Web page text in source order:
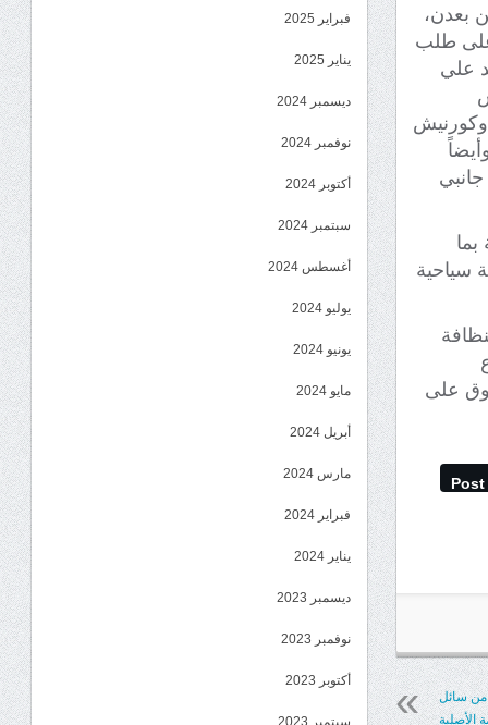
بعدن،
على طلب
علي
وكورنيش
سياحية
على
Post
من سائل
الأصلية
فبراير 2025
يناير 2025
ديسمبر 2024
نوفمبر 2024
أكتوبر 2024
سبتمبر 2024
أغسطس 2024
يوليو 2024
يونيو 2024
مايو 2024
أبريل 2024
مارس 2024
فبراير 2024
يناير 2024
ديسمبر 2023
نوفمبر 2023
أكتوبر 2023
سبتمبر 2023